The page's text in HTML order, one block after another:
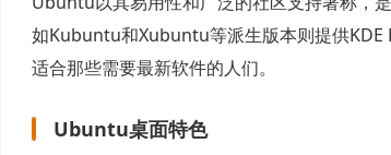
如Kubuntu和Xubuntu等派生版本则提供KDE
适合那些需要最新软件的人们。
Ubuntu桌面特色